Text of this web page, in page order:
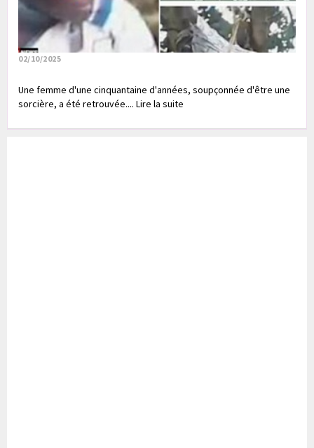
02/10/2025
Une femme d'une cinquantaine d'années, soupçonnée d'être une
sorcière, a été retrouvée.... Lire la suite